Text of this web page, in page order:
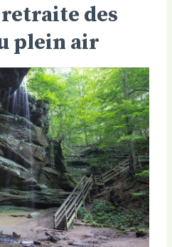
des
plein air